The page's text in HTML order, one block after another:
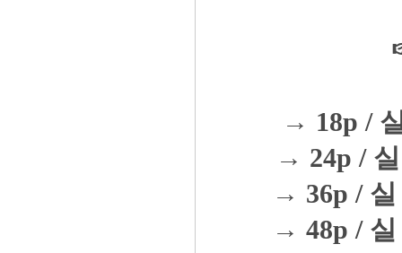
→ 18p /
→ 24p /
→ 36p / 실
→ 48p / 실